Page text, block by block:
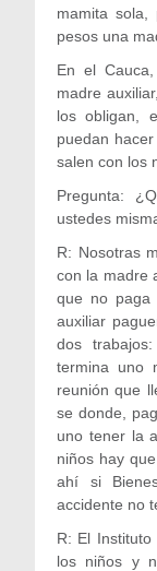
mamita
pesos una
En el
madre
los obligan,
puedan
salen con los
Pregunta:
ustedes
R: Nosotras
con la madre
que no paga
auxiliar
dos
termina uno
reunión que
se donde,
uno tener la
niños hay
ahí si
accidente no
R: El
los niños y